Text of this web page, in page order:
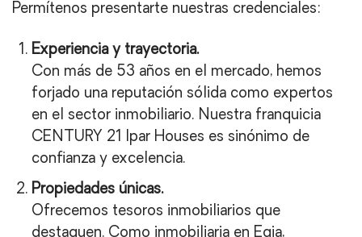
Permítenos presentarte nuestras credenciales:
Experiencia y trayectoria.
Con más de 53 años en el mercado, hemos
forjado una reputación sólida como expertos
en el sector inmobiliario. Nuestra franquicia
CENTURY 21 Ipar Houses es sinónimo de
confianza y excelencia.
Propiedades únicas.
Ofrecemos tesoros inmobiliarios que
destaquen. Como inmobiliaria en Egia,